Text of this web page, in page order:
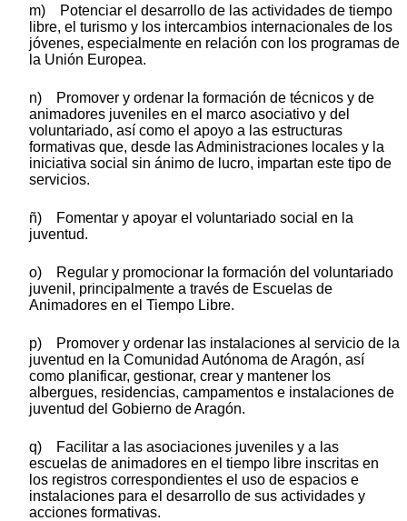
m) Potenciar el desarrollo de las actividades de tiempo
libre, el turismo y los intercambios internacionales de los
jóvenes, especialmente en relación con los programas de
la Unión Europea.
n) Promover y ordenar la formación de técnicos y de
animadores juveniles en el marco asociativo y del
voluntariado, así como el apoyo a las estructuras
formativas que, desde las Administraciones locales y la
iniciativa social sin ánimo de lucro, impartan este tipo de
servicios.
ñ) Fomentar y apoyar el voluntariado social en la
juventud.
o) Regular y promocionar la formación del voluntariado
juvenil, principalmente a través de Escuelas de
Animadores en el Tiempo Libre.
p) Promover y ordenar las instalaciones al servicio de la
juventud en la Comunidad Autónoma de Aragón, así
como planificar, gestionar, crear y mantener los
albergues, residencias, campamentos e instalaciones de
juventud del Gobierno de Aragón.
q) Facilitar a las asociaciones juveniles y a las
escuelas de animadores en el tiempo libre inscritas en
los registros correspondientes el uso de espacios e
instalaciones para el desarrollo de sus actividades y
acciones formativas.